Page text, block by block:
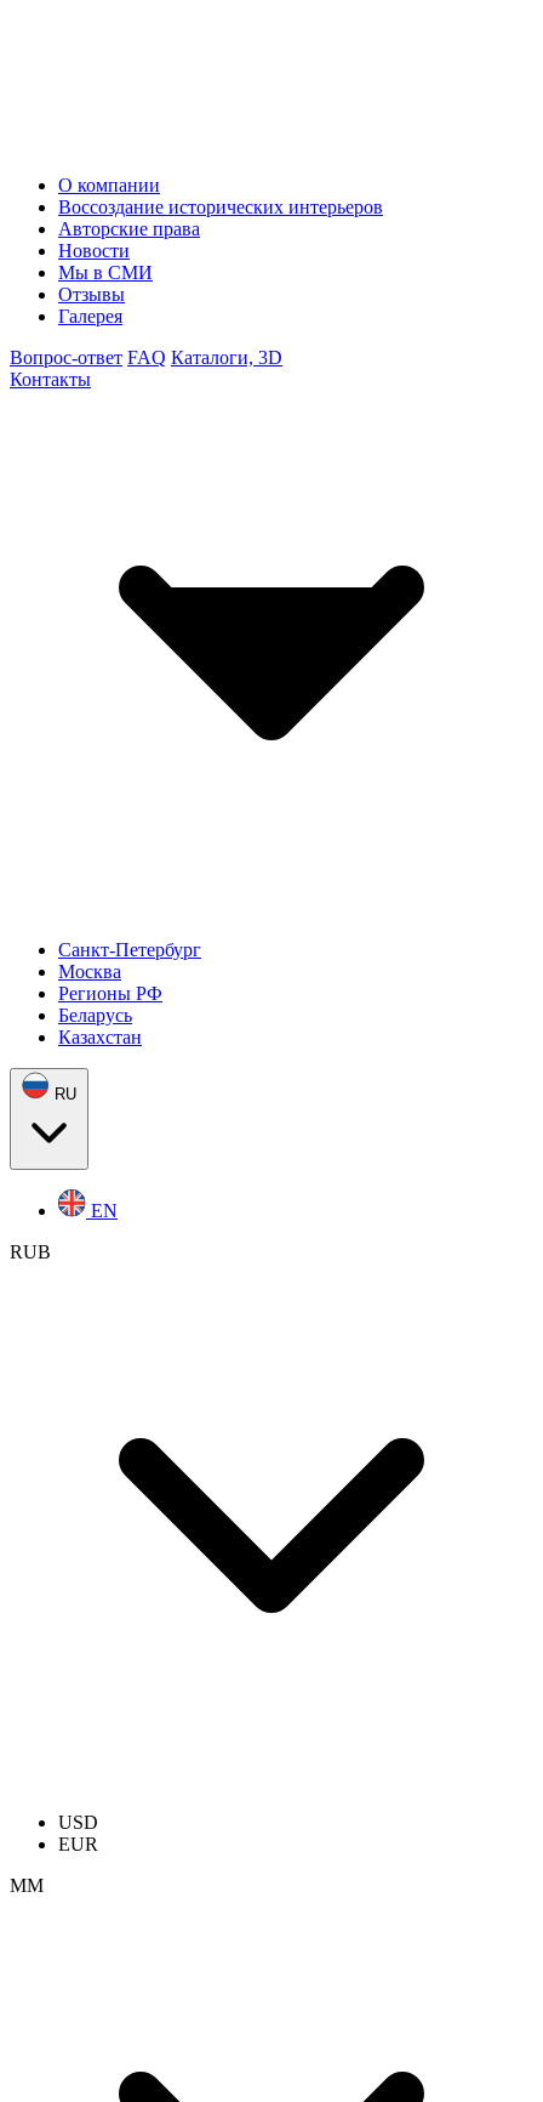
О компании
Воссоздание исторических интерьеров
Авторские права
Новости
Мы в СМИ
Отзывы
Галерея
Вопрос-ответ FAQ Каталоги, 3D
Контакты
Санкт-Петербург
Москва
Регионы РФ
Беларусь
Казахстан
RU
EN
RUB
USD
EUR
ММ